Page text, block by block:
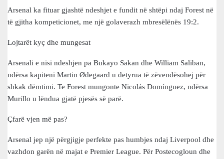
Arsenal ka fituar gjashtë ndeshjet e fundit në shtëpi ndaj Forest në
të gjitha kompeticionet, me një golaverazh mbresëlënës 19:2.
Lojtarët kyç dhe mungesat
Arsenali e nisi ndeshjen pa Bukayo Sakan dhe William Saliban,
ndërsa kapiteni Martin Ødegaard u detyrua të zëvendësohej për
shkak dëmtimi. Te Forest mungonte Nicolás Domínguez, ndërsa
Murillo u lëndua gjatë pjesës së parë.
Çfarë vjen më pas?
Arsenal jep një përgjigje perfekte pas humbjes ndaj Liverpool dhe
vazhdon garën në majat e Premier League. Për Postecogloun dhe